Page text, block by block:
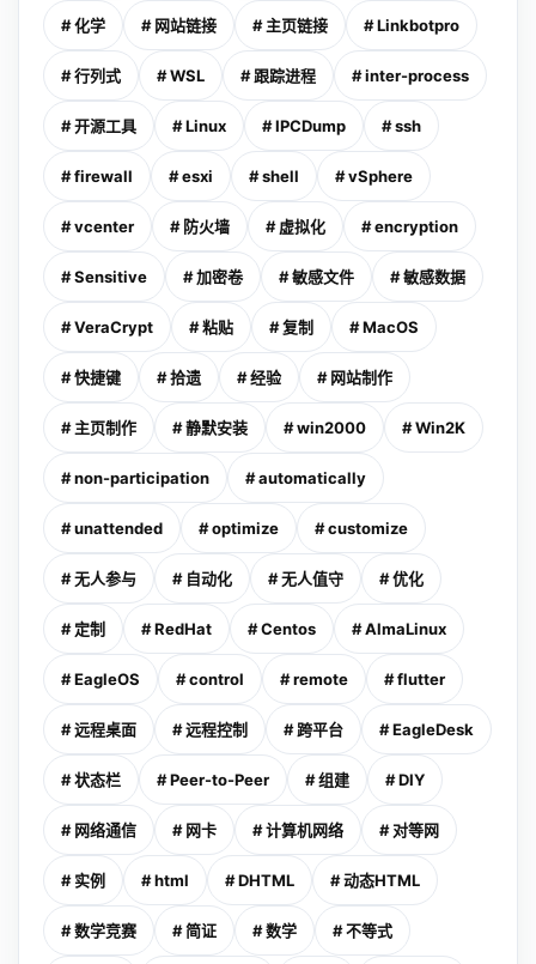
# 化学 # 网站链接 # 主页链接 # Linkbotpro
# 行列式 # WSL # 跟踪进程 # inter-process
# 开源工具 # Linux # IPCDump # ssh
# firewall # esxi # shell # vSphere
# vcenter # 防火墙 # 虚拟化 # encryption
# Sensitive # 加密卷 # 敏感文件 # 敏感数据
# VeraCrypt # 粘贴 # 复制 # MacOS
# 快捷键 # 拾遗 # 经验 # 网站制作
# 主页制作 # 静默安装 # win2000 # Win2K
# non-participation # automatically
# unattended # optimize # customize
# 无人参与 # 自动化 # 无人值守 # 优化
# 定制 # RedHat # Centos # AlmaLinux
# EagleOS # control # remote # flutter
# 远程桌面 # 远程控制 # 跨平台 # EagleDesk
# 状态栏 # Peer-to-Peer # 组建 # DIY
# 网络通信 # 网卡 # 计算机网络 # 对等网
# 实例 # html # DHTML # 动态HTML
# 数学竞赛 # 简证 # 数学 # 不等式